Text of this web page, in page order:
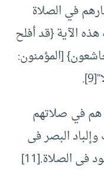
في الصلاة
الآية {قد أفلح
[المؤمنون:
هم في صلاتهم
البصر فى